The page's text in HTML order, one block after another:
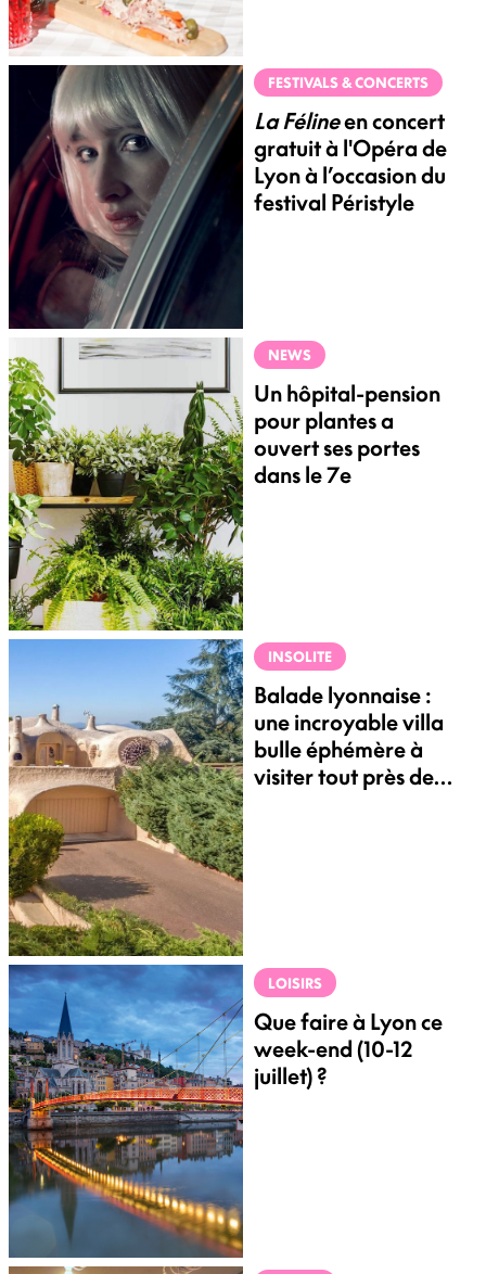
FESTIVALS & CONCERTS
La Félineen concert
gratuit à l'Opéra de
Lyon à l’occasion du
festival Péristyle
NEWS
Un hôpital-pension
pour plantes a
ouvert ses portes
dans le 7e
INSOLITE
Balade lyonnaise :
une incroyable villa
bulle éphémère à
visiter tout près de
LOISIRS
Que faire à Lyon ce
week-end (10-12
juillet) ?